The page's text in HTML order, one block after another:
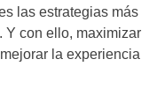
las estrategias más
Y con ello, maximizar
la experiencia